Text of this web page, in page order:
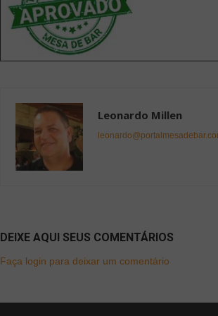
Leonardo Millen
DEIXE AQUI SEUS COMENTÁRIOS
Faça login para deixar um comentário